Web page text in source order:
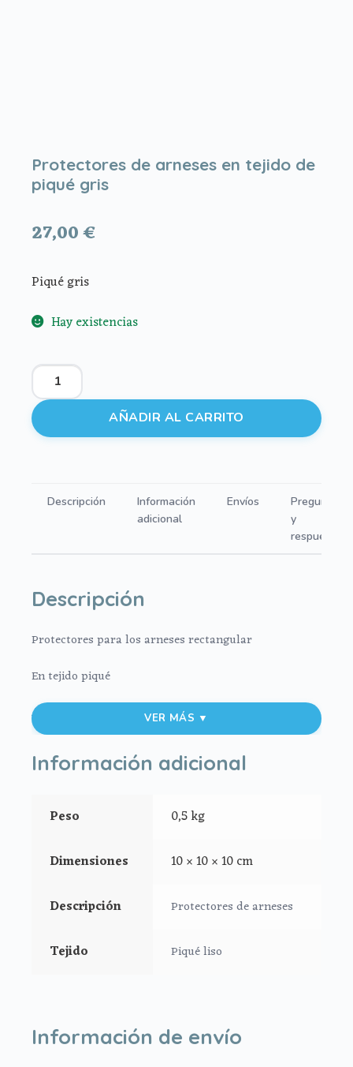
Protectores de arneses en tejido de
piqué gris
27,00€
Piqué gris
Hay existencias
Protectores
de
arneses
en
gris
AÑADIR AL CARRITO
Descripción
Información
adicional
Envíos
Preguntas
y
respuestas
Descripción
Protectores para los arneses rectangular
En tejido piqué
Aptos para todos los modelos de silla.
VER MÁS ▼
Información adicional
Peso 0,5 kg
Dimensiones 10 × 10 × 10 cm
Descripción Protectores de arneses
Tejido Piqué liso
Información de envío